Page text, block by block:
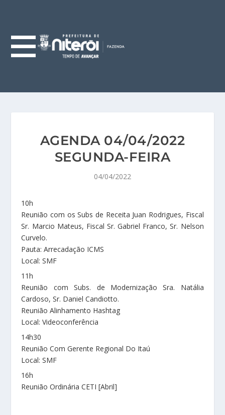
AGENDA 04/04/2022
SEGUNDA-FEIRA
04/04/2022
10h
Reunião com os Subs de Receita Juan Rodrigues, Fiscal
Sr. Marcio Mateus, Fiscal Sr. Gabriel Franco, Sr. Nelson
Curvelo.
Pauta: Arrecadação ICMS
Local: SMF
11h
Reunião com Subs. de Modernização Sra. Natália
Cardoso, Sr. Daniel Candiotto.
Reunião Alinhamento Hashtag
Local: Videoconferência
14h30
Reunião Com Gerente Regional Do Itaú
Local: SMF
16h
Reunião Ordinária CETI [Abril]